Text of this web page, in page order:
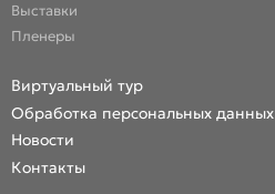
Выставки
Пленеры
Виртуальный тур
Обработка персональных данных
Новости
Контакты